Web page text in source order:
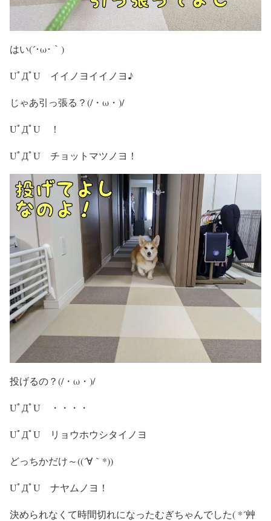
はい(´･ω･｀)
UﾟДﾟU イイノヨイイノヨ♪
じゃあ引っ張る？(/・ω・)/
UﾟДﾟU ！
UﾟДﾟU チョットマツノヨ！
投げるの？(/・ω・)/
UﾟДﾟU ・・・・
UﾟДﾟU リョウホウシタイノヨ
どっちかだけ～((´∀｀*))
UﾟДﾟU ナヤムノヨ！
決められなくて時間切れになったむぎちゃんでした( *´艸